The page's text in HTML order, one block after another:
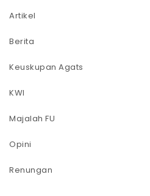
Artikel
Berita
Keuskupan Agats
KWI
Majalah FU
Opini
Renungan